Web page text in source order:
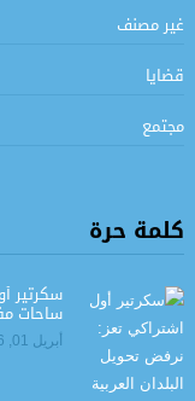
غير مصنف
قضايا
مجتمع
كلمة حرة
سكرتير
ساحات
أبريل 01, 2026